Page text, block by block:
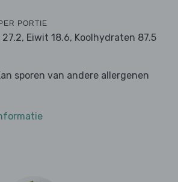
PORTIE
Eiwit 18.6, Koolhydraten 87.5
sporen van andere allergenen